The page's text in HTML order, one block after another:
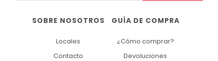
GUÍA DE COMPRA
¿Cómo comprar?
Devoluciones
SOBRE NOSOTROS
Locales
Contacto